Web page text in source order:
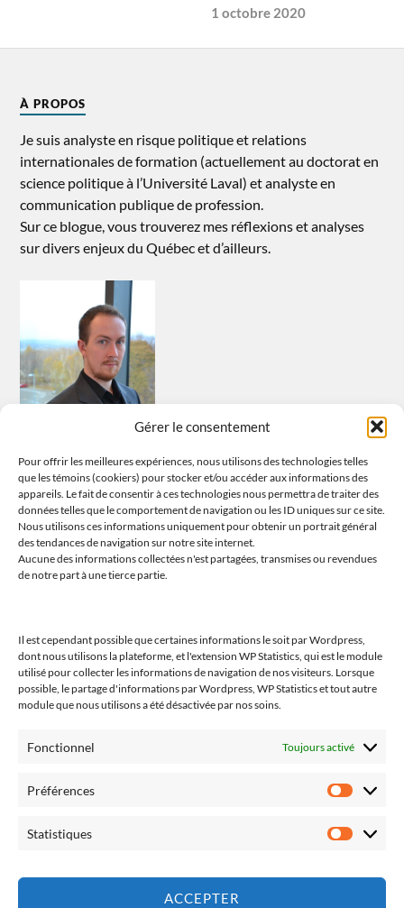
Gérer le consentement
Pour offrir les meilleures expériences, nous utilisons des technologies telles
que les témoins (cookiers) pour stocker et/ou accéder aux informations des
appareils. Le fait de consentir à ces technologies nous permettra de traiter des
données telles que le comportement de navigation ou les ID uniques sur ce site.
Nous utilisons ces informations uniquement pour obtenir un portrait général
des tendances de navigation sur notre site internet.
Aucune des informations collectées n'est partagées, transmises ou revendues
de notre part à une tierce partie.
Il est cependant possible que certaines informations le soit par Wordpress,
dont nous utilisons la plateforme, et l'extension WP Statistics, qui est le module
utilisé pour collecter les informations de navigation de nos visiteurs. Lorsque
possible, le partage d'informations par Wordpress, WP Statistics et tout autre
module que nous utilisons a été désactivée par nos soins.
Fonctionnel Toujours activé
Préférences
Statistiques
ACCEPTER
1 octobre 2020
À PROPOS
Je suis analyste en risque politique et relations
internationales de formation (actuellement au doctorat en
science politique à l’Université Laval) et analyste en
communication publique de profession.
Sur ce blogue, vous trouverez mes réflexions et analyses
sur divers enjeux du Québec et d’ailleurs.
Tous les propos sont ceux de l’auteur et n’engagent que lui et lui
seul. L’auteur ne saurait être tenu responsable de tout problème
découlant de l’usage fait de ses propos et analyses.
Suivez-moi (Linktree)
Politique de témoins (CA)